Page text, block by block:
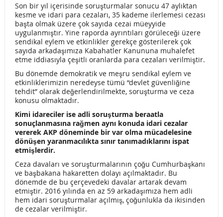
MÜDÜRLÜĞÜ KİK MUTABAKAT METNİ
SİT ALANINA GEÇİCİ TİYATRO KURULMASINA İLİŞKİN
KARAR İPTAL EDİLDİ
AYM KAZANIMIMIZ SONRASINDA HÜKUMET ADIM ATIYOR.
KAYSERİ’DE YAŞANAN TERÖR SALDIRISINI LANETLİYORUZ
ÇALIŞMA BAKANI MÜEZZİNOĞLU’NDAN
KONFEDERASYONUMUZA ZİYARET!
ÖZEL TİYATROLAR 2016 – 2017 SANAT SEZONU
YARDIMLARI AÇIKLANDI
10 ARALIK TERÖR SALDIRISINI LANETLİYORUZ!
ANKARA BÖLGE ŞUBESİ 6. OLAĞAN GENEL KURULU…
Son bir yıl içerisinde soruşturmalar sonucu 47 aylıktan
kesme ve idari para cezaları, 35 kademe ilerlemesi cezası
başta olmak üzere çok sayıda cezai müeyyide
uygulanmıştır. Yine raporda ayrıntıları görüleceği üzere
sendikal eylem ve etkinlikler gerekçe gösterilerek çok
sayıda arkadaşımıza Kabahatler Kanununa muhalefet
etme iddiasıyla çeşitli oranlarda para cezaları verilmiştir.
Bu dönemde demokratik ve meşru sendikal eylem ve
etkinliklerimizin neredeyse tümü “devlet güvenliğine
tehdit” olarak değerlendirilmekte, soruşturma ve ceza
konusu olmaktadır.
Kimi idareciler ise adli soruşturma beraatla
sonuçlanmasına rağmen aynı konuda idari cezalar
vererek AKP döneminde bir var olma mücadelesine
dönüşen yaranmacılıkta sınır tanımadıklarını ispat
etmişlerdir.
Ceza davaları ve soruşturmalarının çoğu Cumhurbaşkanı
ve başbakana hakaretten dolayı açılmaktadır. Bu
dönemde de bu çerçevedeki davalar artarak devam
etmiştir. 2016 yılında en az 59 arkadaşımıza hem adli
hem idari soruşturmalar açılmış, çoğunlukla da ikisinden
de cezalar verilmiştir.